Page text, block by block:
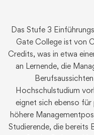
Das Stufe 3
Gate College ist von
Credits, was in etwa
an Lernende, die
Berufsaussichten
Hochschulstudium
eignet sich ebenso für
höhere
Studierende, die bereits